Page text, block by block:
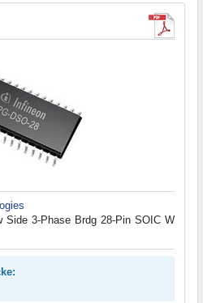
Side 3-Phase Brdg 28-Pin SOIC W